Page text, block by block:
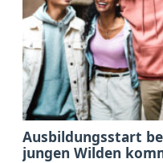
Ausbildungsstart
jungen Wilden